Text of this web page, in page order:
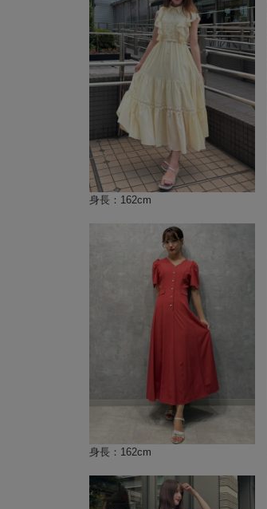
身長：162cm
身長：162cm